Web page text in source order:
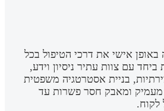
באופן אישי את דרכי הטיפול בכל
עם צוות עתיר ניסיון וידע,
בניית אסטרטגיה משפטית
ומאבק חסר פשרות עד
לקוח.